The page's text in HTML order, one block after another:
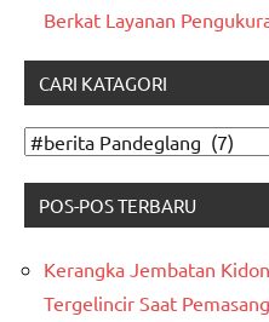
Berkat Layanan
CARI KATAGORI
CARI
POS-POS TERBARU
Kerangka Jembatan
Tergelincir Saat